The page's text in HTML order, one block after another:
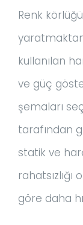
Renk
kullanılan
ve güç
şemaları
tarafından
statik ve
rahatsızlığı
göre daha